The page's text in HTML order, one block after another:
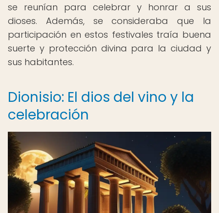
se reunían para celebrar y honrar a sus
dioses. Además, se consideraba que la
participación en estos festivales traía buena
suerte y protección divina para la ciudad y
sus habitantes.
Dionisio: El dios del vino y la
celebración